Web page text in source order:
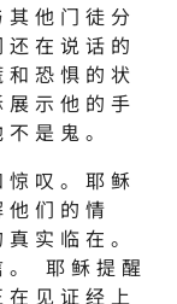
他门徒分
在说话的
恐惧的状
示他的手
是鬼。
叹。耶稣
们的情
实临在。
耶稣提醒
见证经上